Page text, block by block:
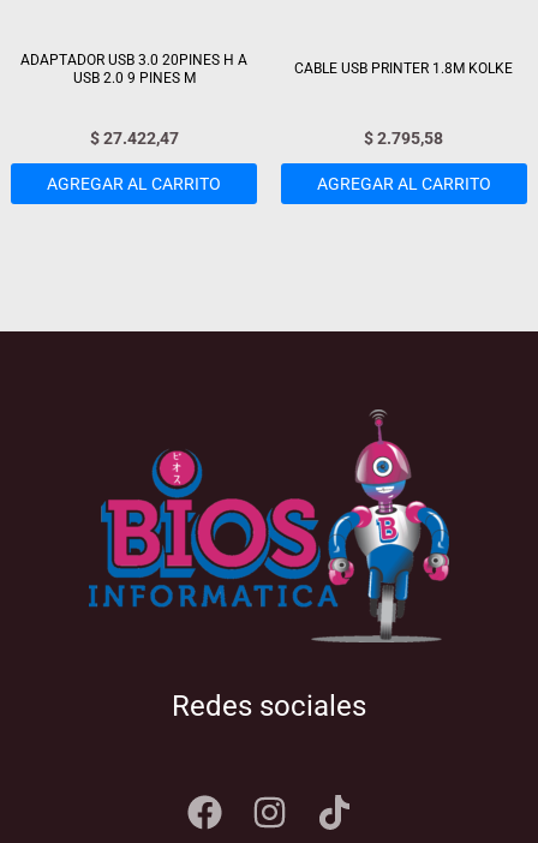
ADAPTADOR USB 3.0 20PINES H A
USB 2.0 9 PINES M
$27.422,47
AGREGAR AL CARRITO
CABLE USB PRINTER 1.8M KOLKE
$2.795,58
AGREGAR AL CARRITO
Redes sociales